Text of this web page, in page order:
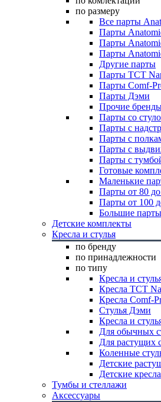
по размеру
Все парты
Парты
Парты
Парты
Другие парты
Парты TCT
Парты Comf-
Парты Дэми
Прочие
Парты со
Парты с
Парты с
Парты с
Парты с
Готовые
Маленькие
Парты от 80
Парты от 100
Большие
Детские комплекты
Кресла и стулья
по бренду
по принадлежности
по типу
Кресла и
Кресла TCT
Кресла Comf-
Стулья Дэми
Кресла и
Для обычных
Для растущих
Коленные
Детские
Детские кресла
Тумбы и стеллажи
Аксессуары